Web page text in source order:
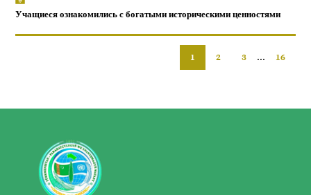
Учащиеся ознакомились с богатыми историческими ценностями
1 2 3 ... 16